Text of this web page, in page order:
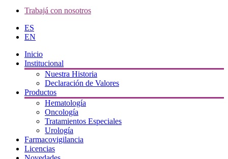
Trabajá con nosotros
ES
EN
Inicio
Institucional
Nuestra Historia
Declaración de Valores
Productos
Hematología
Oncología
Tratamientos Especiales
Urología
Farmacovigilancia
Licencias